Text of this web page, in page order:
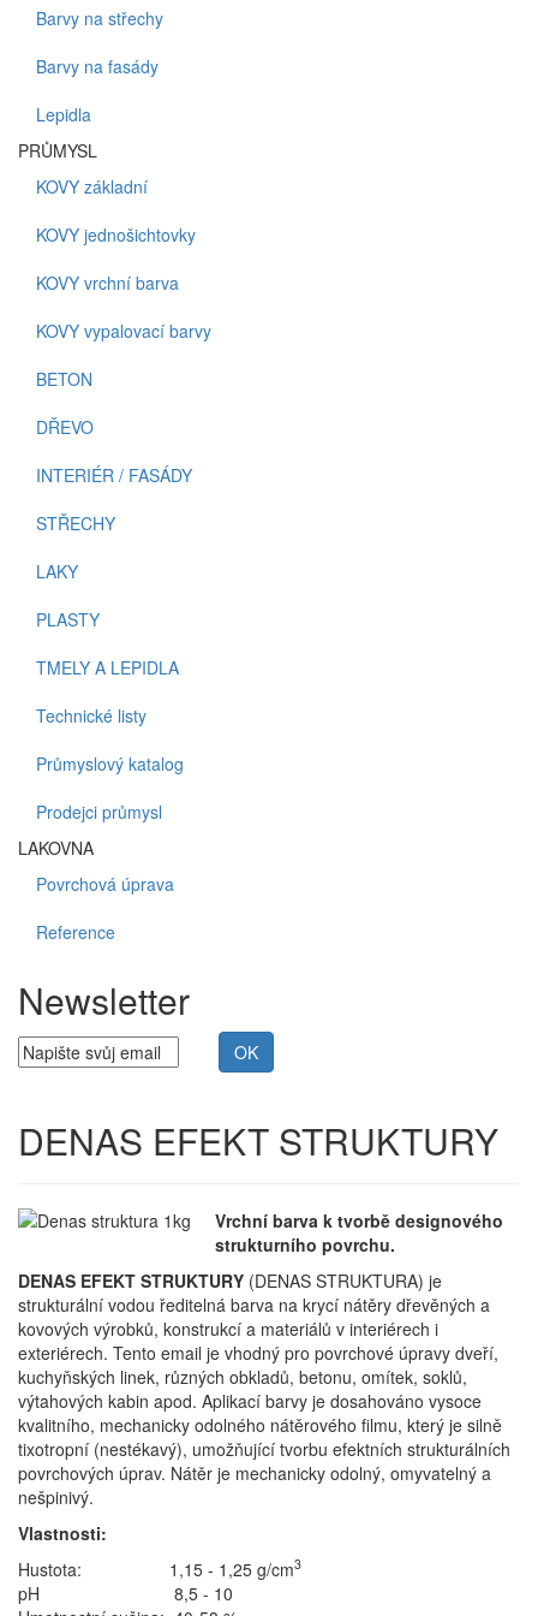
Barvy na střechy
Barvy na fasády
Lepidla
PRŮMYSL
KOVY základní
KOVY jednošichtovky
KOVY vrchní barva
KOVY vypalovací barvy
BETON
DŘEVO
INTERIÉR / FASÁDY
STŘECHY
LAKY
PLASTY
TMELY A LEPIDLA
Technické listy
Průmyslový katalog
Prodejci průmysl
LAKOVNA
Povrchová úprava
Reference
Newsletter
DENAS EFEKT STRUKTURY
Vrchní barva k tvorbě designového
strukturního povrchu.
DENAS EFEKT STRUKTURY (DENAS STRUKTURA) je
strukturální vodou ředitelná barva na krycí nátěry dřevěných a
kovových výrobků, konstrukcí a materiálů v interiérech i
exteriérech. Tento email je vhodný pro povrchové úpravy dveří,
kuchyňských linek, různých obkladů, betonu, omítek, soklů,
výtahových kabin apod. Aplikací barvy je dosahováno vysoce
kvalitního, mechanicky odolného nátěrového filmu, který je silně
tixotropní (nestékavý), umožňující tvorbu efektních strukturálních
povrchových úprav. Nátěr je mechanicky odolný, omyvatelný a
nešpinivý.
Vlastnosti:
Hustota:
1,15 - 1,25 g/cm3
pH
8,5 - 10